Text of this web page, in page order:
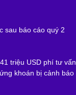
sau báo cáo quý 2
triệu USD phí tư vấn
khoán bị cảnh báo